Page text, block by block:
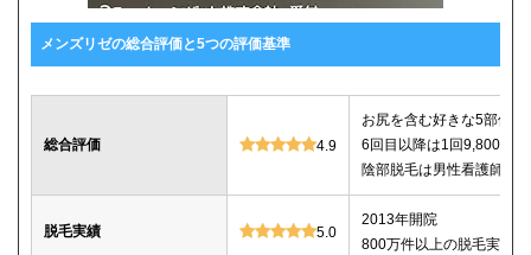
メンズリゼの総合評価と5つの評価基準
総合評価 4.9
お尻を含む好きな5部位
6回目以降は1回9,800円
陰部脱毛は男性看護師が
脱毛実績 5.0
2013年開院
800万件以上の脱毛実績